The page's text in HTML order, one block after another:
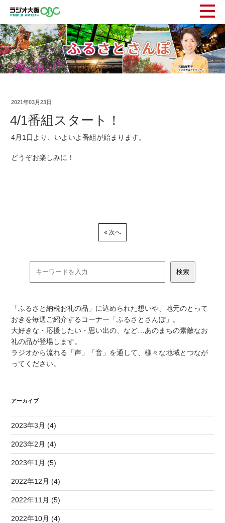
2021年03月23日
4/1番組スタート！
4月1日より、いよいよ番組が始まります。
どうぞお楽しみに！
« 次へ
「ふるさと納税お礼の品」に込められた想いや、地元のとって
おきを毎週ご紹介するコーナー「ふるさとさんぽ」。
大好きな・応援したい・思い出の、など…あのまちの素敵なお
礼の品が登場します。
ラジオから流れる「声」「音」を通して、様々な地域とつなが
ってください。
アーカイブ
2023年3月 (4)
2023年2月 (4)
2023年1月 (5)
2022年12月 (4)
2022年11月 (5)
2022年10月 (4)